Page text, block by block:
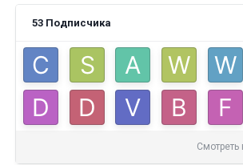
53 Подписчика
Смотреть